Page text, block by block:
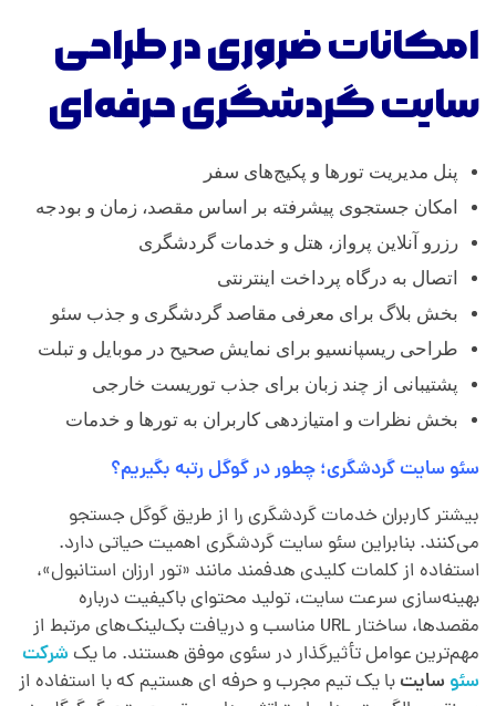
امکانات ضروری در طراحی
سایت گردشگری حرفه‌ای
پنل مدیریت تورها و پکیج‌های سفر
امکان جستجوی پیشرفته بر اساس مقصد، زمان و بودجه
رزرو آنلاین پرواز، هتل و خدمات گردشگری
اتصال به درگاه پرداخت اینترنتی
بخش بلاگ برای معرفی مقاصد گردشگری و جذب سئو
طراحی ریسپانسیو برای نمایش صحیح در موبایل و تبلت
پشتیبانی از چند زبان برای جذب توریست خارجی
بخش نظرات و امتیازدهی کاربران به تورها و خدمات
سئو سایت گردشگری؛ چطور در گوگل رتبه بگیریم؟
بیشتر کاربران خدمات گردشگری را از طریق گوگل جستجو
می‌کنند. بنابراین سئو سایت گردشگری اهمیت حیاتی دارد.
استفاده از کلمات کلیدی هدفمند مانند «تور ارزان استانبول»،
بهینه‌سازی سرعت سایت، تولید محتوای باکیفیت درباره
مقصدها، ساختار URL مناسب و دریافت بک‌لینک‌های مرتبط از
مهم‌ترین عوامل تأثیرگذار در سئوی موفق هستند. ما یک شرکت
سئو سایتبا یک تیم مجرب و حرفه ای هستیم که با استفاده از